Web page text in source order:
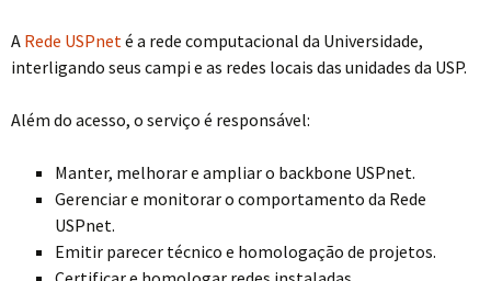
A Rede USPneté a rede computacional da Universidade,
interligando seus campi e as redes locais das unidades da USP.
Além do acesso, o serviço é responsável:
Manter, melhorar e ampliar o backbone USPnet.
Gerenciar e monitorar o comportamento da Rede
USPnet.
Emitir parecer técnico e homologação de projetos.